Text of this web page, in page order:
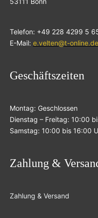
Telefon: +49 228 4299 5
E-Mail: e.velten@t-online.de
Geschäftszeiten
Montag: Geschlossen
Dienstag – Freitag: 10:00
Samstag: 10:00 bis 16:00
Zahlung &
Zahlung & Versand